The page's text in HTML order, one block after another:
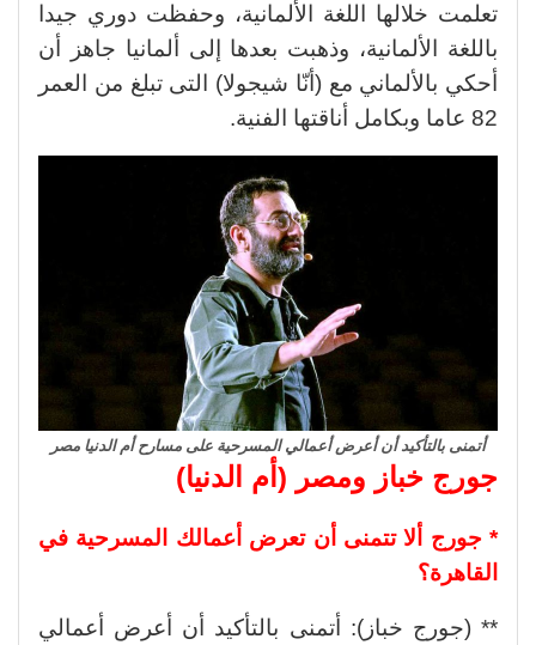
تعلمت خلالها اللغة الألمانية، وحفظت دوري جيدا
باللغة الألمانية، وذهبت بعدها إلى ألمانيا جاهز أن
أحكي بالألماني مع (أنّا شيجولا) التى تبلغ من العمر
82 عاما وبكامل أناقتها الفنية.
أتمنى بالتأكيد أن أعرض أعمالي المسرحية على مسارح أم الدنيا مصر
جورج خباز ومصر (أم الدنيا)
* جورج ألا تتمنى أن تعرض أعمالك المسرحية في
القاهرة؟
** (جورج خباز): أتمنى بالتأكيد أن أعرض أعمالي